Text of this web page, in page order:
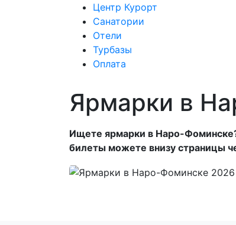
Центр Курорт
Санатории
Отели
Турбазы
Оплата
Ярмарки в
Ищете ярмарки в Наро-
билеты можете внизу страницы